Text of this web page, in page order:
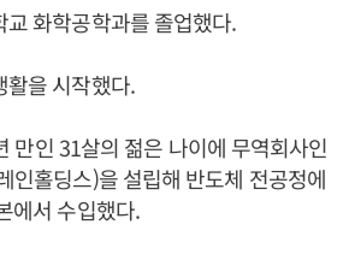
화학공학과를 졸업했다.
활을 시작했다.
만인 31살의 젊은 나이에 무역회사인
인홀딩스)을 설립해 반도체 전공정에
에서 수입했다.